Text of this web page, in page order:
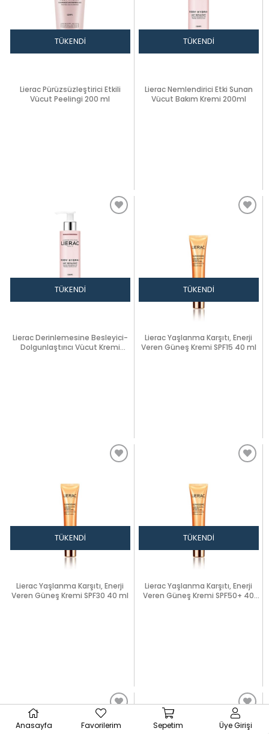
TÜKENDI
Lierac Pürüzsüzleştirici Etkili
Vücut Peelingi 200 ml
TÜKENDI
Lierac Nemlendirici Etki Sunan
Vücut Bakım Kremi 200ml
TÜKENDI
Lierac Derinlemesine Besleyici-
Dolgunlaştırıcı Vücut Kremi
TÜKENDI
Lierac Yaşlanma Karşıtı, Enerji
Veren Güneş Kremi SPF15 40 ml
TÜKENDI
Lierac Yaşlanma Karşıtı, Enerji
Veren Güneş Kremi SPF30 40 ml
TÜKENDI
Lierac Yaşlanma Karşıtı, Enerji
Veren Güneş Kremi SPF50+ 40
Anasayfa Favorilerim Sepetim Üye Girişi